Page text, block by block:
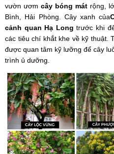
vườn ươm cây bóng mát rộng,
Bình, Hải Phòng. Cây xanh của
cảnh quan Hạ Long trước khi
các tiêu chí khắt khe về kỹ thuật.
được quan tâm kỹ lưỡng để cây
trình ủ dưỡng.